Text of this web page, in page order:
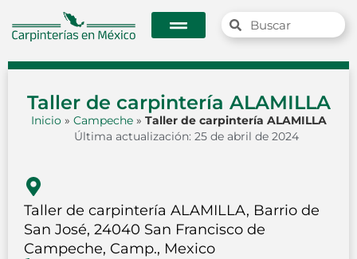
Taller de carpintería ALAMILLA
Inicio» Campeche» Taller de carpintería ALAMILLA
Última actualización: 25 de abril de 2024
Taller de carpintería ALAMILLA, Barrio de
San José, 24040 San Francisco de
Campeche, Camp., Mexico